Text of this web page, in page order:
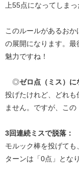
上55点になってしま
このルールがあるお
の展開になります。
魅力ですね！
◎ゼロ点（ミス）に
投げたけれど、どれ
ません。ですが、この
3回連続ミスで脱落：
モルック棒を投げて
ターンは「0点」とな